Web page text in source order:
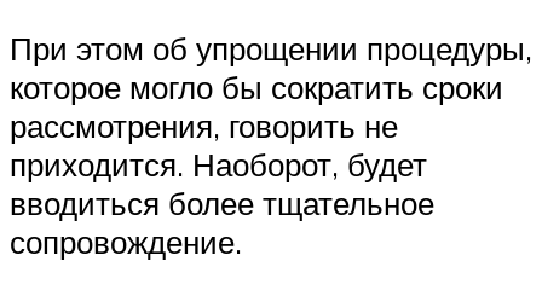
При этом об упрощении процедуры,
которое могло бы сократить сроки
рассмотрения, говорить не
приходится. Наоборот, будет
вводиться более тщательное
сопровождение.